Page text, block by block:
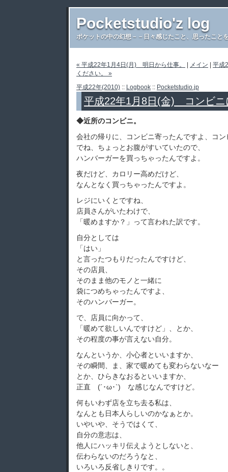
Pocketstudio'z log
ポケットの中の幻想－－日々感じたこと、思ったこと
« 平成22年1月4日(月) 明日から仕事。 メイン
平成
ください。 »
平成22年(2010) :: Logbook :: Pocketstudio.jp
平成22年1月8日(金) コンビニ
◆近所のコンビニ。
会社の帰りに、コンビニ寄ったんですよ、コン
でね、ちょっとお腹がすいていたので、
ハンバーガーを買っちゃったんですよ。
夜だけど、カロリー高めだけど、
なんとなく買っちゃったんですよ。
レジにいくとですね、
店員さんがいたわけで、
「暖めますか？」って言われた訳です。
自分としては
「はい」
と言ったつもりだったんですけど、
その店員、
そのまま他のモノと一緒に
袋につめちゃったんですよ、
そのハンバーガー。
で、店員に向かって、
「暖めて欲しいんですけど」、とか、
その程度の事が言えない自分。
なんというか、小心者といいますか、
その瞬間、ま、家で暖めても変わらないなー
とか、ひらきなおるといいますか、
正直 (´･ω･`) な感じなんですけど。
何もいわず店を立ち去る私は、
なんとも日本人らしいのかなぁとか。
いやいや、そうではくて、
自分の意志は、
他人にハッキリ伝えようとしないと、
伝わらないのだろうなと、
いろいろ反省しきりです。。